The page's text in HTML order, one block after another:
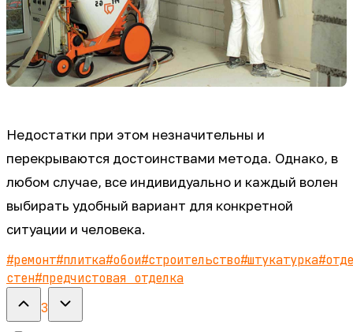
Недостатки при этом незначительны и
перекрываются достоинствами метода. Однако, в
любом случае, все индивидуально и каждый волен
выбирать удобный вариант для конкретной
ситуации и человека.
#ремонт#плитка#обои#строительство#штукатурка#
стен#предчистовая отделка
3